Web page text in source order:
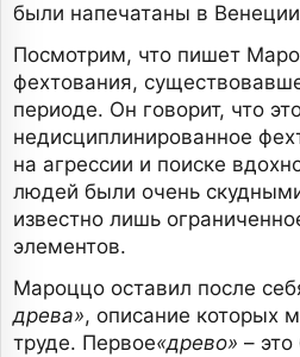
были напечатаны в
Посмотрим, что пишет
фехтования,
периоде. Он говорит, что
недисциплинированное
на агрессии и поиске
людей были очень
известно лишь
элементов.
Мароццо оставил после
древа», описание которых
труде. Первое«древо» –